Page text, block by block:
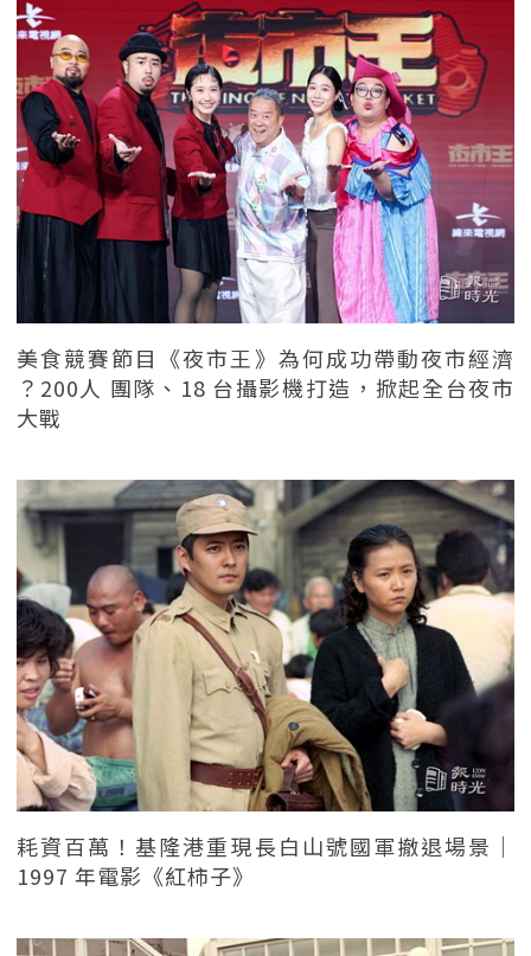
美食競賽節目《夜市王》為何成功帶動夜市經濟
？200人 團隊、18 台攝影機打造，掀起全台夜市
大戰
耗資百萬！基隆港重現長白山號國軍撤退場景｜
1997 年電影《紅柿子》